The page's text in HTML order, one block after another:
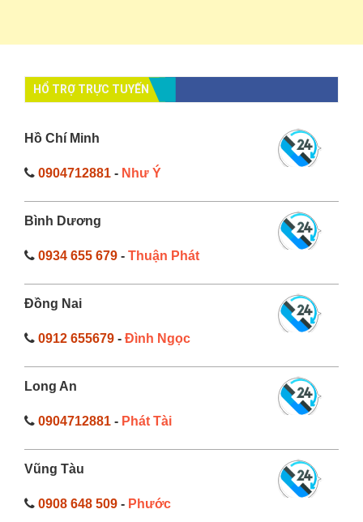
HỔ TRỢ TRỰC TUYẾN
Hồ Chí Minh
0904712881 - Như Ý
Bình Dương
0934 655 679 - Thuận Phát
Đồng Nai
0912 655679 - Đình Ngọc
Long An
0904712881 - Phát Tài
Vũng Tàu
0908 648 509 - Phước